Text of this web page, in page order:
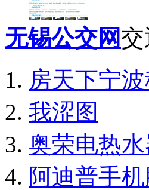
无锡公交网交
房天下宁
我涩图
奥荣电热
阿迪普手